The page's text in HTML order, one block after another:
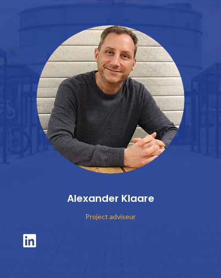
Alexander Klaare
Project adviseur